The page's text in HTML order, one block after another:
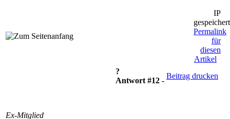
IP
gespeichert
Permalink
für
diesen
Artikel
Ex-Mitglied
?
Antwort #12 -
Beitrag drucken